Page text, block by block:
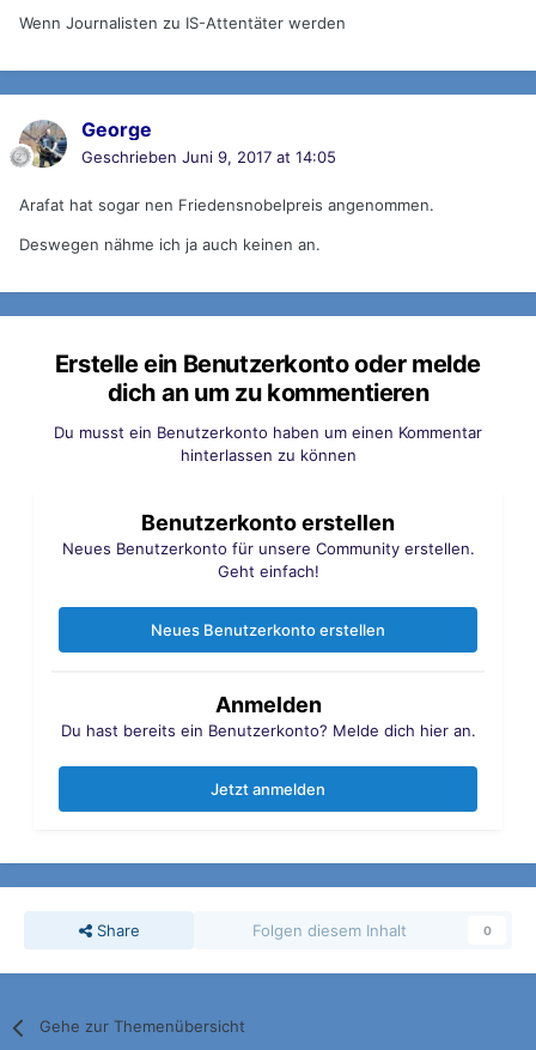
Wenn Journalisten zu IS-Attentäter werden
George
Geschrieben Juni 9, 2017 at 14:05
Arafat hat sogar nen Friedensnobelpreis angenommen.
Deswegen nähme ich ja auch keinen an.
Erstelle ein Benutzerkonto oder melde
dich an um zu kommentieren
Du musst ein Benutzerkonto haben um einen Kommentar
hinterlassen zu können
Benutzerkonto erstellen
Neues Benutzerkonto für unsere Community erstellen.
Geht einfach!
Neues Benutzerkonto erstellen
Anmelden
Du hast bereits ein Benutzerkonto? Melde dich hier an.
Jetzt anmelden
Share Folgen diesem Inhalt 0
Gehe zur Themenübersicht